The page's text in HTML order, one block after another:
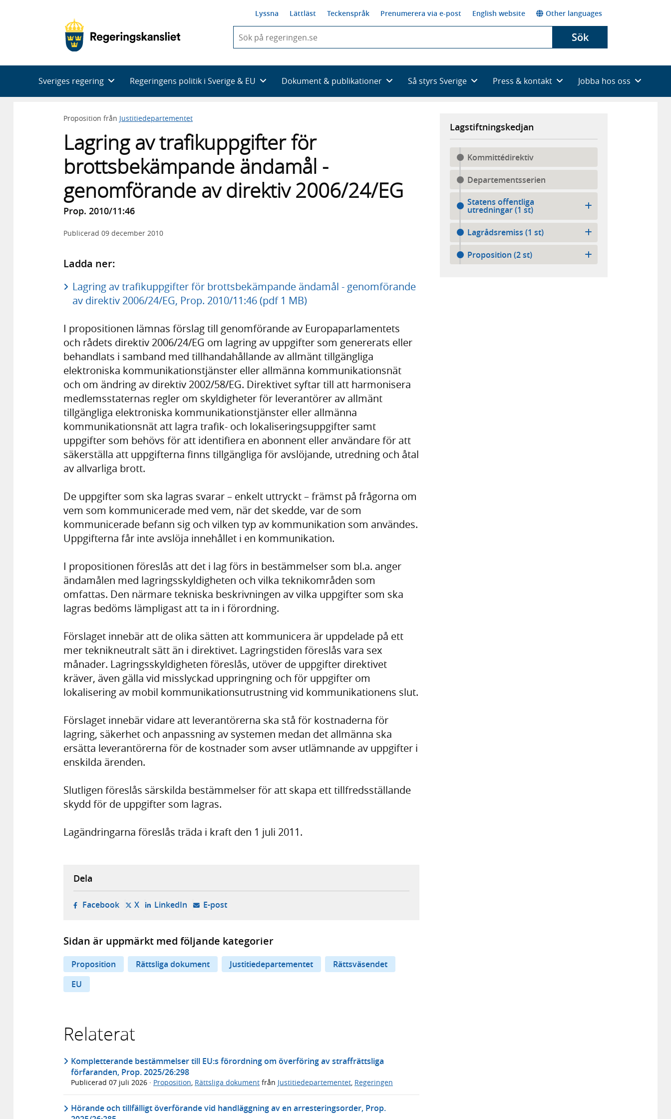
Lyssna Lättläst Teckenspråk Prenumerera via e-post English website Other languages
du
skriva
framträder
en
Sök
Sveriges regering Regeringens politik i Sverige & EU Dokument & publikationer Så styrs Sverige Press & kontakt Jobba hos oss
Proposition från Justitiedepartementet
Lagring av trafikuppgifter för
brottsbekämpande ändamål -
genomförande av direktiv 2006/24/EG
Prop. 2010/11:46
Publicerad 09 december 2010
Ladda ner:
Lagring av trafikuppgifter för brottsbekämpande ändamål - genomförande
av direktiv 2006/24/EG, Prop. 2010/11:46 (pdf 1 MB)
I propositionen lämnas förslag till genomförande av Europaparlamentets
och rådets direktiv 2006/24/EG om lagring av uppgifter som genererats eller
behandlats i samband med tillhandahållande av allmänt tillgängliga
elektroniska kommunikationstjänster eller allmänna kommunikationsnät
och om ändring av direktiv 2002/58/EG. Direktivet syftar till att harmonisera
medlemsstaternas regler om skyldigheter för leverantörer av allmänt
tillgängliga elektroniska kommunikationstjänster eller allmänna
kommunikationsnät att lagra trafik- och lokaliseringsuppgifter samt
uppgifter som behövs för att identifiera en abonnent eller användare för att
säkerställa att uppgifterna finns tillgängliga för avslöjande, utredning och åtal
av allvarliga brott.
De uppgifter som ska lagras svarar – enkelt uttryckt – främst på frågorna om
vem som kommunicerade med vem, när det skedde, var de som
kommunicerade befann sig och vilken typ av kommunikation som användes.
Uppgifterna får inte avslöja innehållet i en kommunikation.
I propositionen föreslås att det i lag förs in bestämmelser som bl.a. anger
ändamålen med lagringsskyldigheten och vilka teknikområden som
omfattas. Den närmare tekniska beskrivningen av vilka uppgifter som ska
lagras bedöms lämpligast att ta in i förordning.
Förslaget innebär att de olika sätten att kommunicera är uppdelade på ett
mer teknikneutralt sätt än i direktivet. Lagringstiden föreslås vara sex
månader. Lagringsskyldigheten föreslås, utöver de uppgifter direktivet
kräver, även gälla vid misslyckad uppringning och för uppgifter om
lokalisering av mobil kommunikationsutrustning vid kommunikationens slut.
Förslaget innebär vidare att leverantörerna ska stå för kostnaderna för
lagring, säkerhet och anpassning av systemen medan det allmänna ska
ersätta leverantörerna för de kostnader som avser utlämnande av uppgifter i
enskilda ärenden.
Slutligen föreslås särskilda bestämmelser för att skapa ett tillfredsställande
skydd för de uppgifter som lagras.
Lagändringarna föreslås träda i kraft den 1 juli 2011.
Lagstiftningskedjan
Kommittédirektiv
Departementsserien
Statens offentliga
utredningar (1 st)
Lagrådsremiss (1 st)
Proposition (2 st)
Dela
Facebook- öppnas i ny flik, extern webbplats,
X- öppnas i ny flik, extern webbplats,
LinkedIn- öppnas i ny flik, extern webbplats,
E-post- öppnar din e-postklient,
Sidan är uppmärkt med följande kategorier
Proposition Rättsliga dokument Justitiedepartementet
Rättsväsendet
EU
Relaterat
Kompletterande bestämmelser till EU:s förordning om överföring av straffrättsliga
förfaranden, Prop. 2025/26:298
Publicerad 07 juli 2026 · Proposition Rättsliga dokument från Justitiedepartementet Regeringen
Hörande och tillfälligt överförande vid handläggning av en arresteringsorder, Prop.